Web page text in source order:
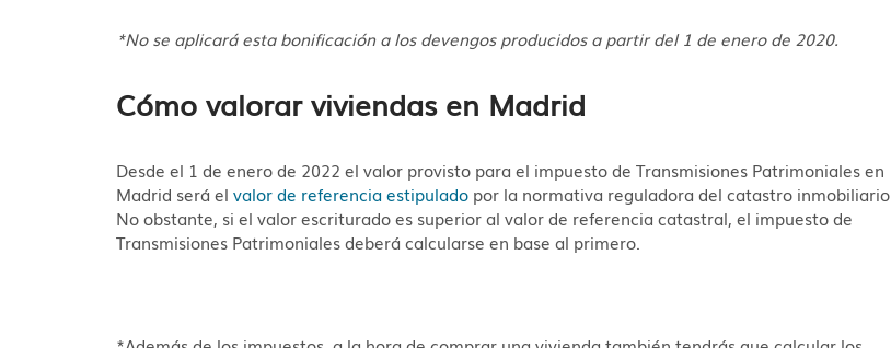
*No se aplicará esta bonificación a los devengos producidos a partir del 1 de enero de 2020.
Cómo valorar viviendas en Madrid
Desde el 1 de enero de 2022 el valor provisto para el impuesto de Transmisiones Patrimoniales en
Madrid será elvalor de referencia estipulado por la normativa reguladora del catastro inmobiliario.
No obstante, si el valor escriturado es superior al valor de referencia catastral, el impuesto de
Transmisiones Patrimoniales deberá calcularse en base al primero.